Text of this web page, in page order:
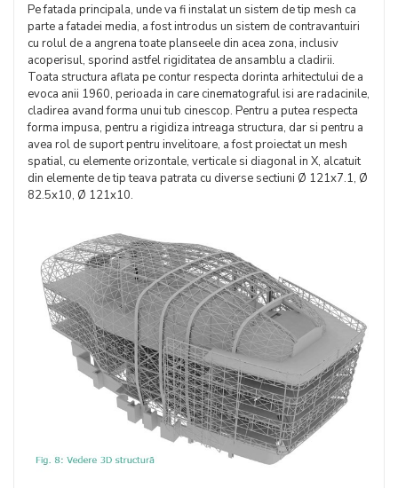
Pe fatada principala, unde va fi instalat un sistem de tip mesh ca
parte a fatadei media, a fost introdus un sistem de contravantuiri
cu rolul de a angrena toate planseele din acea zona, inclusiv
acoperisul, sporind astfel rigiditatea de ansamblu a cladirii.
Toata structura aflata pe contur respecta dorinta arhitectului de a
evoca anii 1960, perioada in care cinematograful isi are radacinile,
cladirea avand forma unui tub cinescop. Pentru a putea respecta
forma impusa, pentru a rigidiza intreaga structura, dar si pentru a
avea rol de suport pentru invelitoare, a fost proiectat un mesh
spatial, cu elemente orizontale, verticale si diagonal in X, alcatuit
din elemente de tip teava patrata cu diverse sectiuni Ø 121x7.1, Ø
82.5x10, Ø 121x10.